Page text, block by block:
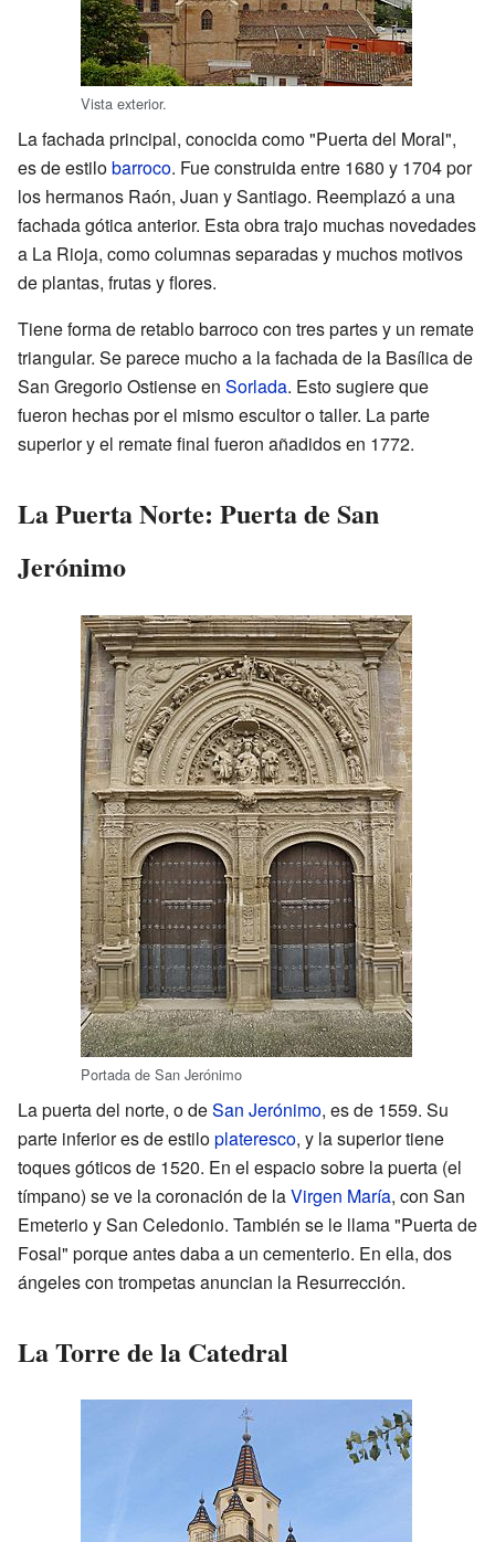
Vista exterior.
La fachada principal, conocida como "Puerta del Moral",
es de estilobarroco. Fue construida entre 1680 y 1704 por
los hermanos Raón, Juan y Santiago. Reemplazó a una
fachada gótica anterior. Esta obra trajo muchas novedades
a La Rioja, como columnas separadas y muchos motivos
de plantas, frutas y flores.
Tiene forma de retablo barroco con tres partes y un remate
triangular. Se parece mucho a la fachada de la Basílica de
San Gregorio Ostiense en Sorlada. Esto sugiere que
fueron hechas por el mismo escultor o taller. La parte
superior y el remate final fueron añadidos en 1772.
La Puerta Norte: Puerta de San
Jerónimo
Portada de San Jerónimo
La puerta del norte, o deSan Jerónimo, es de 1559. Su
parte inferior es de estiloplateresco, y la superior tiene
toques góticos de 1520. En el espacio sobre la puerta (el
tímpano) se ve la coronación de laVirgen María, con San
Emeterio y San Celedonio. También se le llama "Puerta de
Fosal" porque antes daba a un cementerio. En ella, dos
ángeles con trompetas anuncian la Resurrección.
La Torre de la Catedral